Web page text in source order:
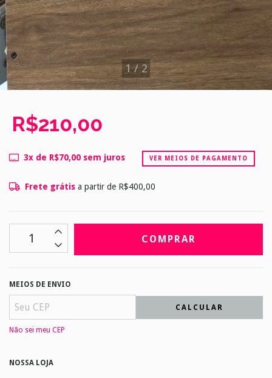
1/ 2
R$210,00
3x de R$70,00sem juros VER MEIOS DE PAGAMENTO
Frete grátis a partir de R$400,00
MEIOS DE ENVIO
CALCULAR
Não sei meu CEP
NOSSA LOJA